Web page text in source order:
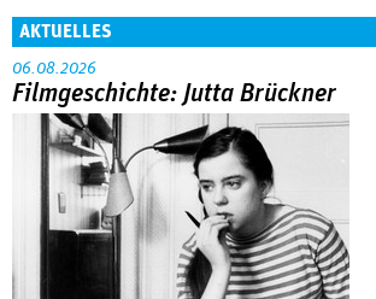
AKTUELLES
06.08.2026
Filmgeschichte: Jutta Brückner